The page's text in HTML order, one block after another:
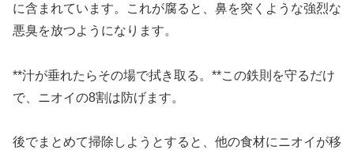
に含まれています。これが腐ると、鼻を突くような強烈な
悪臭を放つようになります。
**汁が垂れたらその場で拭き取る。**この鉄則を守るだけ
で、ニオイの8割は防げます。
後でまとめて掃除しようとすると、他の食材にニオイが移